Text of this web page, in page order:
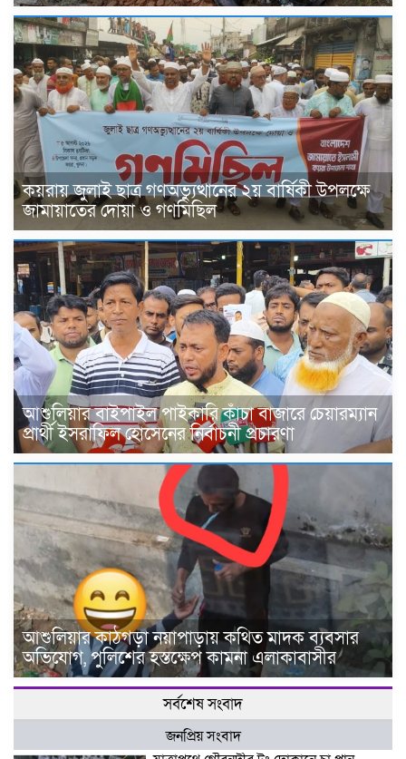
কয়রায় জুলাই ছাত্র গণঅভ্যুত্থানের ২য় বার্ষিকী উপলক্ষে
জামায়াতের দোয়া ও গণমিছিল
আশুলিয়ার বাইপাইল পাইকারি কাঁচা বাজারে চেয়ারম্যান
প্রার্থী ইসরাফিল হোসেনের নির্বাচনী প্রচারণা
আশুলিয়ার কাঠগড়া নয়াপাড়ায় কথিত মাদক ব্যবসার
অভিযোগ, পুলিশের হস্তক্ষেপ কামনা এলাকাবাসীর
সর্বশেষ সংবাদ
জনপ্রিয় সংবাদ